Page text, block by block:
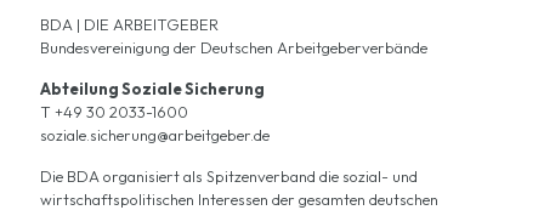
BDA | DIE ARBEITGEBER
Bundesvereinigung der Deutschen Arbeitgeberverbände
Abteilung Soziale Sicherung
T +49 30 2033-1600
soziale.sicherung@arbeitgeber.de
Die BDA organisiert als Spitzenverband die sozial- und
wirtschaftspolitischen Interessen der gesamten deutschen